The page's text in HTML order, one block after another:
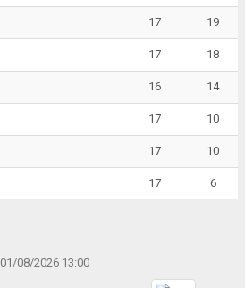
17 19
17 18
16 14
17 10
17 10
17 6
01/08/2026 13:00